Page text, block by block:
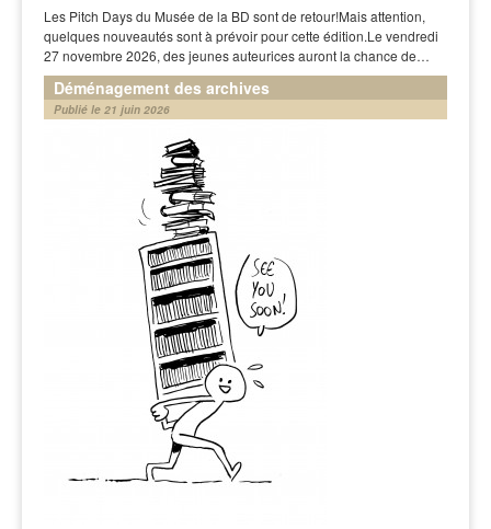
Les Pitch Days du Musée de la BD sont de retour!Mais attention,
quelques nouveautés sont à prévoir pour cette édition.Le vendredi
27 novembre 2026, des jeunes auteurices auront la chance de…
Déménagement des archives
Publié le 21 juin 2026